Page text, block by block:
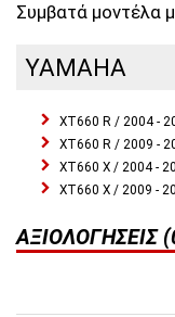
Συμβατά μοντέλα
YAMAHA
XT660 R / 2004 -
XT660 R / 2009 -
XT660 X / 2004 -
XT660 X / 2009 -
ΑΞΙΟΛΟΓΉΣΕΙΣ